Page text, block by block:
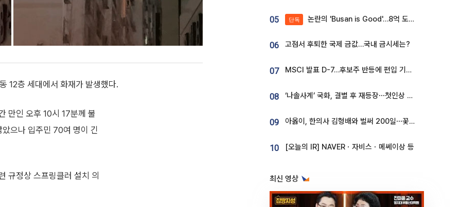
12층 세대에서 화재가 발생했다.
만인 오후 10시 17분께 불
으나 입주민 70여 명이 긴
규정상 스프링클러 설치 의
05 단독 논란의 'Busan is Good'…8억 도시브랜드, 용산 대통령실 CI 업체가 수행
06 고점서 후퇴한 국제 금값…국내 금시세는?
07 MSCI 발표 D-7…후보주 반등에 편입 기대 재점화
08 ‘나솔사계’ 국화, 결별 후 재등장⋯첫인상 투표 휩쓸고 ‘인기녀’ 등극
09 아옳이, 한의사 김형배와 벌써 200일⋯꽃다발 들고 "프러포즈 아냐"
10 [오늘의 IR] NAVERㆍ자비스ㆍ메쎄이상 등
최신 영상